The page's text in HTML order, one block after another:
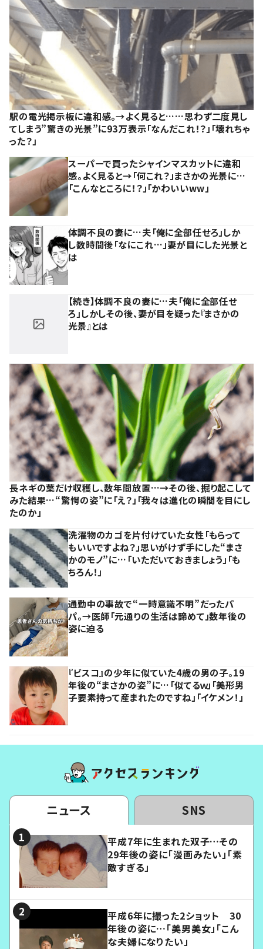
駅の電光掲示板に違和感。→よく見ると……思わず二度見し
てしまう”驚きの光景”に93万表示「なんだこれ！？」「壊れちゃ
った？」
スーパーで買ったシャインマスカットに違和
感。よく見ると→「何これ？」まさかの光景に…
「こんなところに！？」「かわいいww」
体調不良の妻に…夫「俺に全部任せろ」しか
し数時間後「なにこれ…」妻が目にした光景と
は
【続き】体調不良の妻に…夫「俺に全部任せ
ろ」しかしその後、妻が目を疑った『まさかの
光景』とは
長ネギの葉だけ収穫し、数年間放置…→その後、掘り起こして
みた結果…“驚愕の姿”に「え？」「我々は進化の瞬間を目にし
たのか」
洗濯物のカゴを片付けていた女性「もらって
もいいですよね？」思いがけず手にした“まさ
かのモノ”に…「いただいておきましょう」「も
ちろん！」
通勤中の事故で“一時意識不明”だったパ
パ。→医師「元通りの生活は諦めて」数年後の
姿に迫る
『ビスコ』の少年に似ていた4歳の男の子。19
年後の“まさかの姿”に…「似てるｗ」「美形男
子要素持って産まれたのですね」「イケメン！」
ニュース SNS
平成7年に生まれた双子…その
29年後の姿に「漫画みたい」「素
敵すぎる」
平成6年に撮った2ショット 30
年後の姿に…「美男美女」「こん
な夫婦になりたい」